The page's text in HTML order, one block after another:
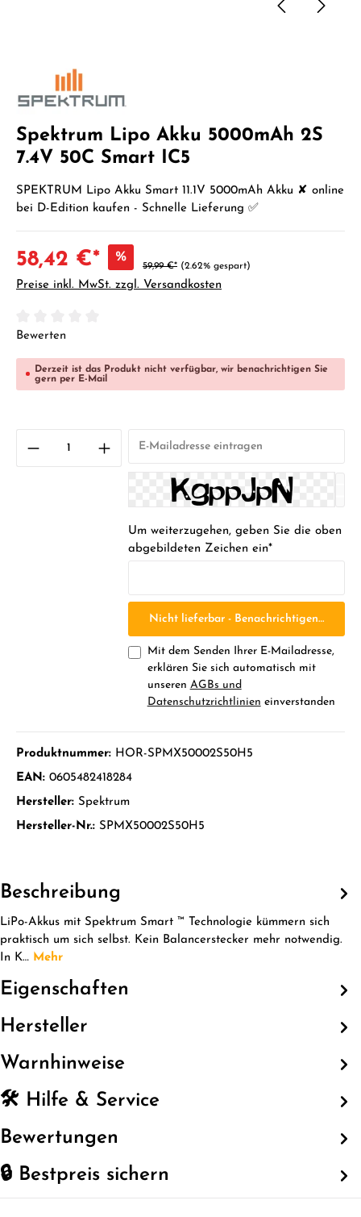
Spektrum Lipo Akku 5000mAh 2S
7.4V 50C Smart IC5
SPEKTRUM Lipo Akku Smart 11.1V 5000mAh Akku ✘ online
bei D-Edition kaufen - Schnelle Lieferung ✅
58,42 €* %
59,99 €* (2.62% gespart)
Preise inkl. MwSt. zzgl. Versandkosten
Durchschnittliche Bewertung von 0 von 5 Sternen
Bewerten
Derzeit ist das Produkt nicht verfügbar, wir benachrichtigen Sie
gern per E-Mail
Um weiterzugehen, geben Sie die oben
abgebildeten Zeichen ein*
Nicht lieferbar - Benachrichtigen Sie
Mit dem Senden Ihrer E-Mailadresse,
erklären Sie sich automatisch mit
unseren AGBs und
Datenschutzrichtlinien einverstanden
Produktnummer: HOR-SPMX50002S50H5
EAN: 0605482418284
Hersteller: Spektrum
Hersteller-Nr.: SPMX50002S50H5
Beschreibung
LiPo-Akkus mit Spektrum Smart ™ Technologie kümmern sich
praktisch um sich selbst. Kein Balancerstecker mehr notwendig.
In K… Mehr
Eigenschaften
Hersteller
Warnhinweise
🛠️ Hilfe & Service
Bewertungen
🔒 Bestpreis sichern